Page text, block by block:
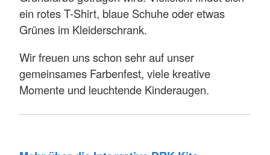
ein rotes T-Shirt, blaue Schuhe oder etwas
Grünes im Kleiderschrank.
Wir freuen uns schon sehr auf unser
gemeinsames Farbenfest, viele kreative
Momente und leuchtende Kinderaugen.